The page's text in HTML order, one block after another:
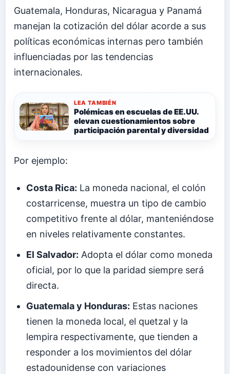
Guatemala, Honduras, Nicaragua y Panamá
manejan la cotización del dólar acorde a sus
políticas económicas internas pero también
influenciadas por las tendencias
internacionales.
LEA TAMBIÉN
Polémicas en escuelas de EE.UU.
elevan cuestionamientos sobre
participación parental y diversidad
Por ejemplo:
Costa Rica: La moneda nacional, el colón
costarricense, muestra un tipo de cambio
competitivo frente al dólar, manteniéndose
en niveles relativamente constantes.
El Salvador: Adopta el dólar como moneda
oficial, por lo que la paridad siempre será
directa.
Guatemala y Honduras: Estas naciones
tienen la moneda local, el quetzal y la
lempira respectivamente, que tienden a
responder a los movimientos del dólar
estadounidense con variaciones